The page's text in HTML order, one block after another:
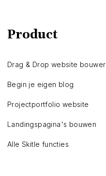
Product
Drag & Drop website bouwer
Begin je eigen blog
Projectportfolio website
Landingspagina's bouwen
Alle Skitle functies